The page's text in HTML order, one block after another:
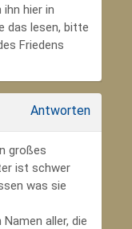
hier in
das lesen, bitte
Friedens
Antworten
großes
ist schwer
was sie
aller, die